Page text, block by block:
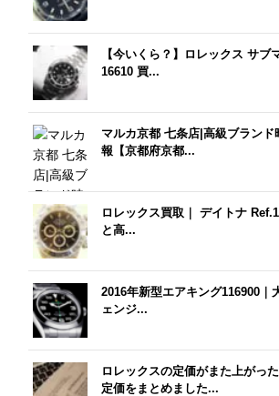
【今いくら？】ロレックス サブ
16610 買...
マルカ京都 七条店|高級ブランド
報【京都府京都...
ロレックス買取｜ デイトナ
と高...
2016年新型エアキング116900｜
ェンジ...
ロレックスの定価がまた上がっ
定価をまとめました...